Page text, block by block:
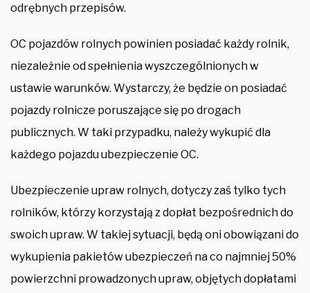
odrębnych przepisów.
OC pojazdów rolnych powinien posiadać każdy rolnik,
niezależnie od spełnienia wyszczególnionych w
ustawie warunków. Wystarczy, że będzie on posiadać
pojazdy rolnicze poruszające się po drogach
publicznych. W taki przypadku, należy wykupić dla
każdego pojazdu ubezpieczenie OC.
Ubezpieczenie upraw rolnych, dotyczy zaś tylko tych
rolników, którzy korzystają z dopłat bezpośrednich do
swoich upraw. W takiej sytuacji, będą oni obowiązani do
wykupienia pakietów ubezpieczeń na co najmniej 50%
powierzchni prowadzonych upraw, objętych dopłatami